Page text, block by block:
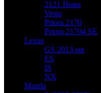
2121 Нива
Vesta
Priora 2170
Priora 21704 SE
Lexus
GS 2013-нв
ES
IS
NX
Mazda